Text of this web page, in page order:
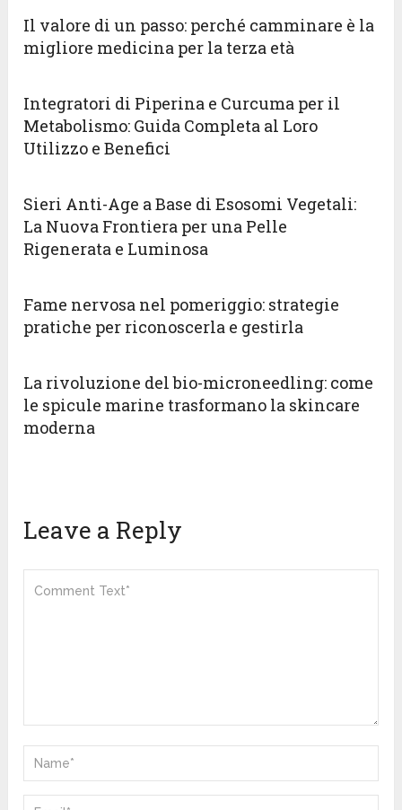
Il valore di un passo: perché camminare è la
migliore medicina per la terza età
Integratori di Piperina e Curcuma per il
Metabolismo: Guida Completa al Loro
Utilizzo e Benefici
Sieri Anti-Age a Base di Esosomi Vegetali:
La Nuova Frontiera per una Pelle
Rigenerata e Luminosa
Fame nervosa nel pomeriggio: strategie
pratiche per riconoscerla e gestirla
La rivoluzione del bio-microneedling: come
le spicule marine trasformano la skincare
moderna
Leave a Reply